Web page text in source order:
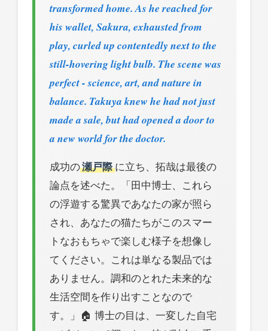
transformed home. As he reached for
his wallet, Sakura, exhausted from
play, curled up contentedly next to the
still-hovering light bulb. The scene was
perfect - science, art, and nature in
balance. Takuya knew he had not just
made a sale, but had opened a door to
a new world for the doctor.
成功の瀬戸際に立ち、拓哉は最後の
論点を述べた。「田中博士、これら
の浮遊する驚異であなたの家が照ら
され、あなたの猫たちがこのスマー
トなおもちゃで楽しむ様子を想像し
てください。これは単なる製品では
ありません。調和のとれた未来的な
生活空間を作り出すことなので
す。」🏠 博士の目は、一変した自宅